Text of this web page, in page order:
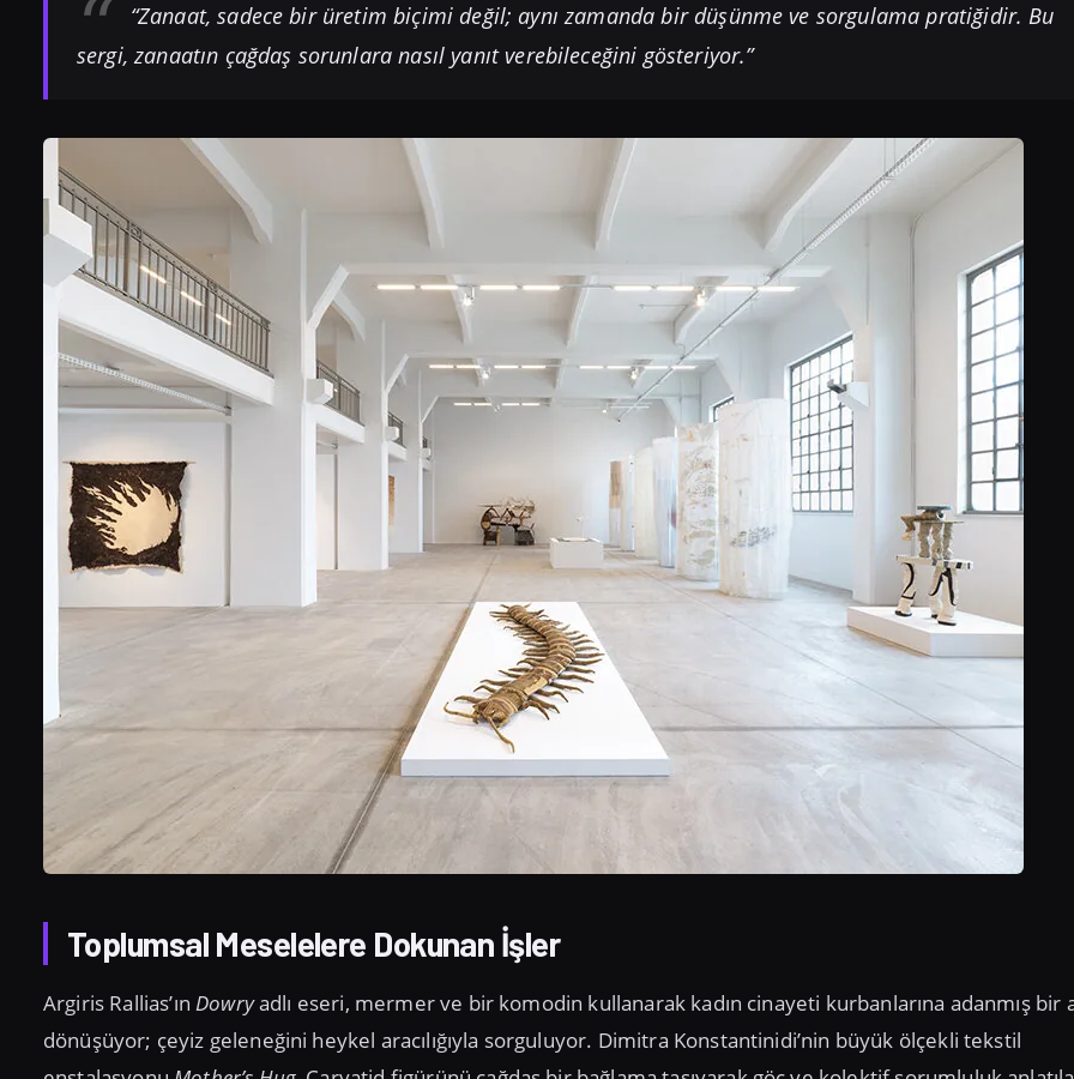
“Zanaat, sadece bir üretim biçimi değil; aynı zamanda bir düşünme ve sorgulama pratiğidir. Bu
sergi, zanaatın çağdaş sorunlara nasıl yanıt verebileceğini gösteriyor.”
Toplumsal Meselelere Dokunan İşler
Argiris Rallias’ın Dowryadlı eseri, mermer ve bir komodin kullanarak kadın cinayeti kurbanlarına adanmış bir
dönüşüyor; çeyiz geleneğini heykel aracılığıyla sorguluyor. Dimitra Konstantinidi’nin büyük ölçekli tekstil